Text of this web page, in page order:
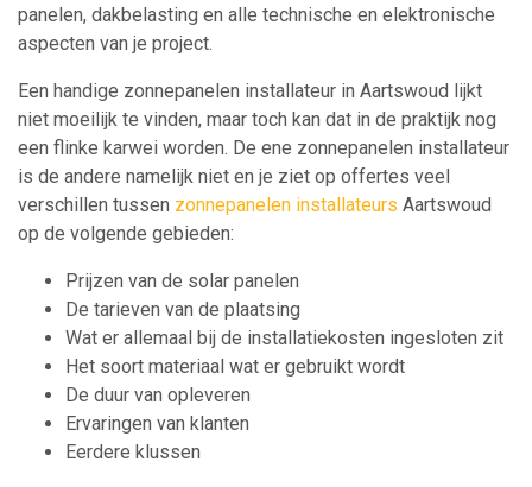
panelen, dakbelasting en alle technische en elektronische
aspecten van je project.
Een handige zonnepanelen installateur in Aartswoud lijkt
niet moeilijk te vinden, maar toch kan dat in de praktijk nog
een flinke karwei worden. De ene zonnepanelen installateur
is de andere namelijk niet en je ziet op offertes veel
verschillen tussen zonnepanelen installateurs Aartswoud
op de volgende gebieden:
Prijzen van de solar panelen
De tarieven van de plaatsing
Wat er allemaal bij de installatiekosten ingesloten zit
Het soort materiaal wat er gebruikt wordt
De duur van opleveren
Ervaringen van klanten
Eerdere klussen